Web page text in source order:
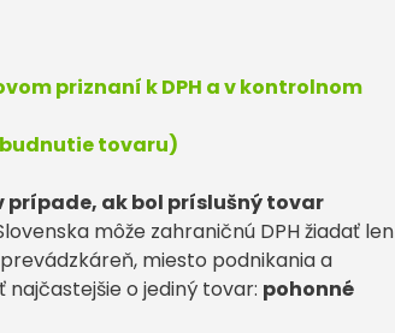
priznaní k DPH a v kontrolnom
tovaru)
prípade, ak bol príslušný tovar
môže zahraničnú DPH žiadať len
miesto podnikania a
o jediný tovar: pohonné